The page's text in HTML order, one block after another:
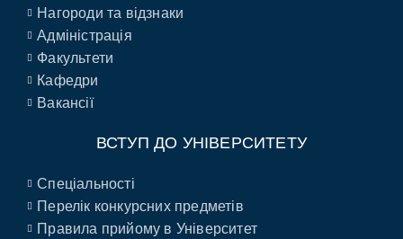
Нагороди та відзнаки
Адміністрація
Факультети
Кафедри
Вакансії
ВСТУП ДО УНІВЕРСИТЕТУ
Спеціальності
Перелік конкурсних предметів
Правила прийому в Університет